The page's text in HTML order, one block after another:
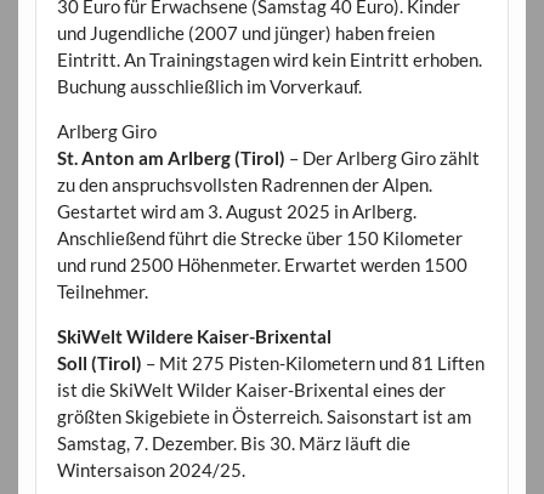
30 Euro für Erwachsene (Samstag 40 Euro). Kinder
und Jugendliche (2007 und jünger) haben freien
Eintritt. An Trainingstagen wird kein Eintritt erhoben.
Buchung ausschließlich im Vorverkauf.
Arlberg Giro
St. Anton am Arlberg (Tirol) – Der Arlberg Giro zählt
zu den anspruchsvollsten Radrennen der Alpen.
Gestartet wird am 3. August 2025 in Arlberg.
Anschließend führt die Strecke über 150 Kilometer
und rund 2500 Höhenmeter. Erwartet werden 1500
Teilnehmer.
SkiWelt Wildere Kaiser-Brixental
Soll (Tirol) – Mit 275 Pisten-Kilometern und 81 Liften
ist die SkiWelt Wilder Kaiser-Brixental eines der
größten Skigebiete in Österreich. Saisonstart ist am
Samstag, 7. Dezember. Bis 30. März läuft die
Wintersaison 2024/25.